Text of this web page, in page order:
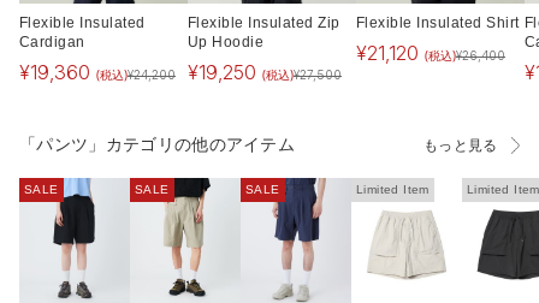
Flexible Insulated
Cardigan
¥19,360 (税込)¥24,200
Flexible Insulated Zip
Up Hoodie
¥19,250 (税込)¥27,500
Flexible Insulated Shirt
¥21,120 (税込)¥26,400
¥
「パンツ」カテゴリの他のアイテム もっと見る
SALE SALE SALE Limited Item Limited Item